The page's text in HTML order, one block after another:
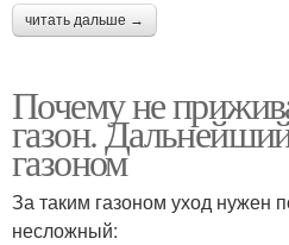
читать дальше →
Почему не
газон.
газоном
За таким газоном уход нужен
несложный: